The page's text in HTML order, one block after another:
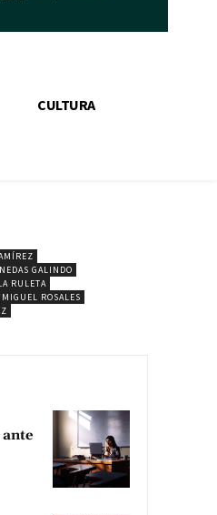
CULTURA
GALINDO
RULETA
MIGUEL ROSALES